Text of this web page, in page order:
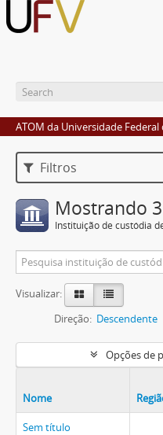
ATOM da Universidade Federal
Filtros
Mostrando
Instituição de custódia
Visualizar:
Direção: Descendente
Opções de
Nome
Sem título